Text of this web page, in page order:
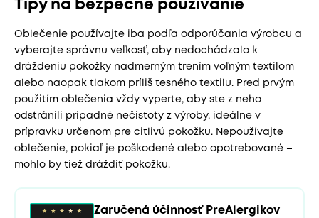
Tipy na bezpečné používanie
Oblečenie používajte iba podľa odporúčania výrobcu a
vyberajte správnu veľkosť, aby nedochádzalo k
dráždeniu pokožky nadmerným trením voľným textilom
alebo naopak tlakom príliš tesného textilu. Pred prvým
použitím oblečenia vždy vyperte, aby ste z neho
odstránili prípadné nečistoty z výroby, ideálne v
prípravku určenom pre citlivú pokožku. Nepoužívajte
oblečenie, pokiaľ je poškodené alebo opotrebované –
mohlo by tiež dráždiť pokožku.
Zaručená účinnosť PreAlergikov